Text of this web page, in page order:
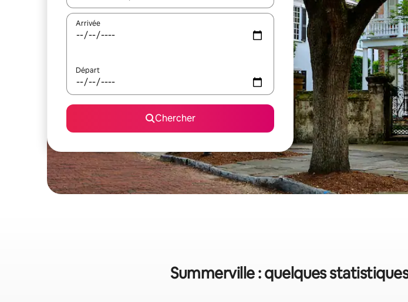
Arrivée
Départ
Chercher
Summerville : quelques